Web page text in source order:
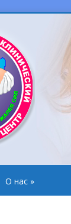
О нас »